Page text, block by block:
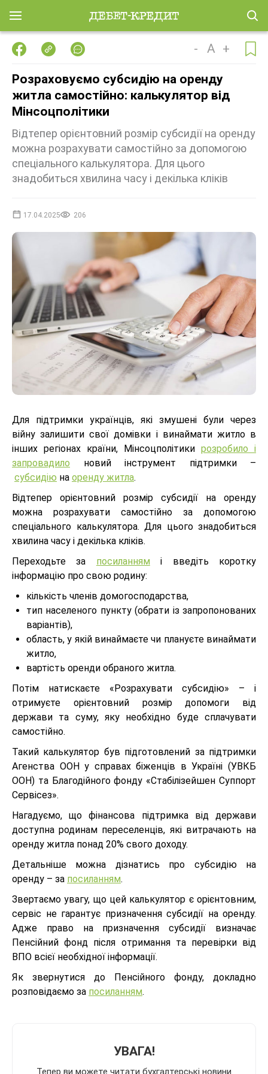
- A +
Розраховуємо субсидію на оренду
житла самостійно: калькулятор від
Мінсоцполітики
Відтепер орієнтовний розмір субсидії на оренду
можна розрахувати самостійно за допомогою
спеціального калькулятора. Для цього
знадобиться хвилина часу і декілька кліків
17.04.2025 206
Для підтримки українців, які змушені були через
війну залишити свої домівки і винаймати житло в
інших регіонах країни, Мінсоцполітики розробило і
запровадило новий інструмент підтримки –
субсидію на оренду житла.
Відтепер орієнтовний розмір субсидії на оренду
можна розрахувати самостійно за допомогою
спеціального калькулятора. Для цього знадобиться
хвилина часу і декілька кліків.
Переходьте за посиланнямі введіть коротку
інформацію про свою родину:
кількість членів домогосподарства,
тип населеного пункту (обрати із запропонованих
варіантів),
область, у якій винаймаєте чи плануєте винаймати
житло,
вартість оренди обраного житла.
Потім натискаєте «Розрахувати субсидію» – і
отримуєте орієнтовний розмір допомоги від
держави та суму, яку необхідно буде сплачувати
самостійно.
Такий калькулятор був підготовлений за підтримки
Агенства ООН у справах біженців в Україні (УВКБ
ООН) та Благодійного фонду «Стабілізейшен Суппорт
Сервісез».
Нагадуємо, що фінансова підтримка від держави
доступна родинам переселенців, які витрачають на
оренду житла понад 20% свого доходу.
Детальніше можна дізнатись про субсидію на
оренду – за посиланням.
Звертаємо увагу, що цей калькулятор є орієнтовним,
сервіс не гарантує призначення субсидії на оренду.
Адже право на призначення субсидії визначає
Пенсійний фонд після отримання та перевірки від
ВПО всієї необхідної інформації.
Як звернутися до Пенсійного фонду, докладно
розповідаємо за посиланням.
УВАГА!
Тепер ви можете читати бухгалтерські новини